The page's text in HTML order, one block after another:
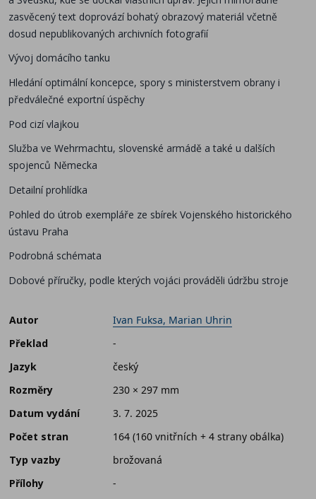
zasvěcený text doprovází bohatý obrazový materiál včetně
dosud nepublikovaných archivních fotografií
Vývoj domácího tanku
Hledání optimální koncepce, spory s ministerstvem obrany i
předválečné exportní úspěchy
Pod cizí vlajkou
Služba ve Wehrmachtu, slovenské armádě a také u dalších
spojenců Německa
Detailní prohlídka
Pohled do útrob exempláře ze sbírek Vojenského historického
ústavu Praha
Podrobná schémata
Dobové příručky, podle kterých vojáci prováděli údržbu stroje
Autor
Ivan Fuksa, Marian Uhrin
Překlad
-
Jazyk
český
Rozměry
230 × 297 mm
Datum vydání
3. 7. 2025
Počet stran
164 (160 vnitřních + 4 strany obálka)
Typ vazby
brožovaná
Přílohy
-